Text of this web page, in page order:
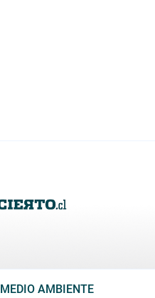
MEDIO AMBIENTE